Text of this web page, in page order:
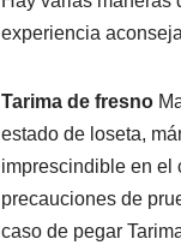
experiencia
Tarima de fresno
estado de loseta,
imprescindible en el
precauciones de
caso de pegar